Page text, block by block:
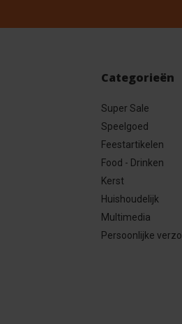
Categorieën
Super Sale
Speelgoed
Feestartikelen
Food - Drinken
Kerst
Huishoudelijk
Multimedia
Persoonlijke